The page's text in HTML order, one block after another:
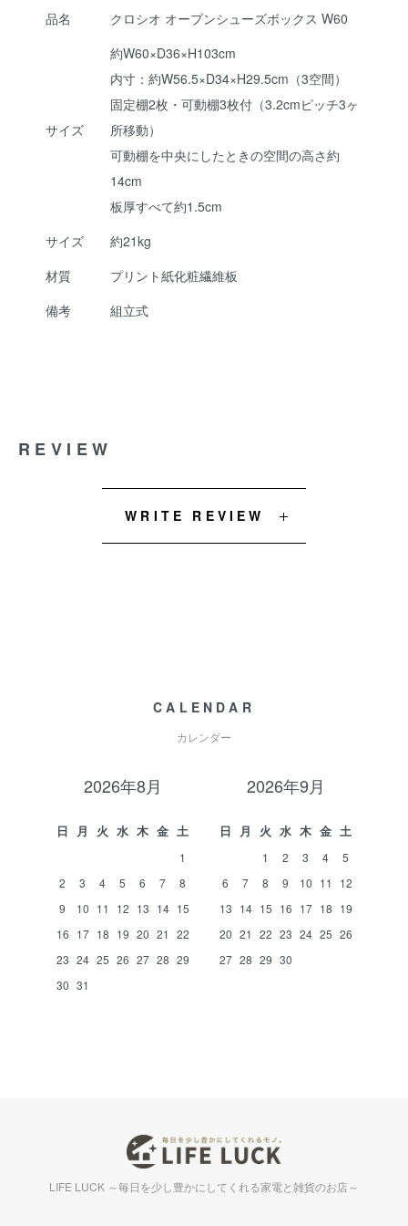
品名 クロシオ オープンシューズボックス W60
サイズ
約W60×D36×H103cm
内寸：約W56.5×D34×H29.5cm（3空間）
固定棚2枚・可動棚3枚付（3.2cmピッチ3ヶ
所移動）
可動棚を中央にしたときの空間の高さ約
14cm
板厚すべて約1.5cm
サイズ
約21kg
材質
プリント紙化粧繊維板
備考
組立式
REVIEW
WRITE REVIEW
CALENDAR
カレンダー
2026年8月
日 月 火 水 木 金 土
1
2
3 4 5 6 7
8
9
10 11 12 13 14 15
16 17 18 19 20 21 22
23 24 25 26 27 28 29
30 31
2026年9月
日 月 火 水 木 金 土
1 2 3 4
5
6
7 8 9 10 11
12
13 14 15 16 17 18 19
20 21 22 23 24 25 26
27 28 29 30
LIFE LUCK ～毎日を少し豊かにしてくれる家電と雑貨のお店～